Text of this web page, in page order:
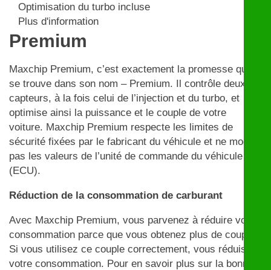
Optimisation du turbo incluse
Plus d'information
Premium
Maxchip Premium, c’est exactement la promesse qui
se trouve dans son nom – Premium. Il contrôle deux
capteurs, à la fois celui de l’injection et du turbo, et
optimise ainsi la puissance et le couple de votre
voiture. Maxchip Premium respecte les limites de
sécurité fixées par le fabricant du véhicule et ne modifie
pas les valeurs de l’unité de commande du véhicule
(ECU).
Réduction de la consommation de carburant
Avec Maxchip Premium, vous parvenez à réduire votre
consommation parce que vous obtenez plus de couple.
Si vous utilisez ce couple correctement, vous réduisez
votre consommation. Pour en savoir plus sur la bonne